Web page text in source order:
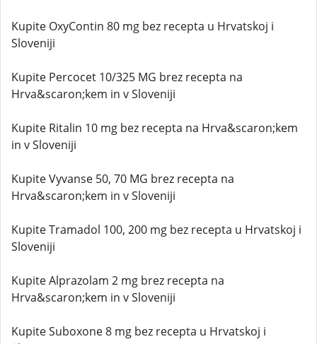
Kupite OxyContin 80 mg bez recepta u Hrvatskoj i
Sloveniji
Kupite Percocet 10/325 MG brez recepta na
Hrva&scaron;kem in v Sloveniji
Kupite Ritalin 10 mg bez recepta na Hrva&scaron;kem
in v Sloveniji
Kupite Vyvanse 50, 70 MG brez recepta na
Hrva&scaron;kem in v Sloveniji
Kupite Tramadol 100, 200 mg bez recepta u Hrvatskoj i
Sloveniji
Kupite Alprazolam 2 mg brez recepta na
Hrva&scaron;kem in v Sloveniji
Kupite Suboxone 8 mg bez recepta u Hrvatskoj i